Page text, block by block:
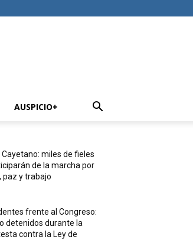
AUSPICIO+
Cayetano: miles de fieles
de la marcha por
paz y trabajo
frente al Congreso:
detenidos durante la
contra la Ley de